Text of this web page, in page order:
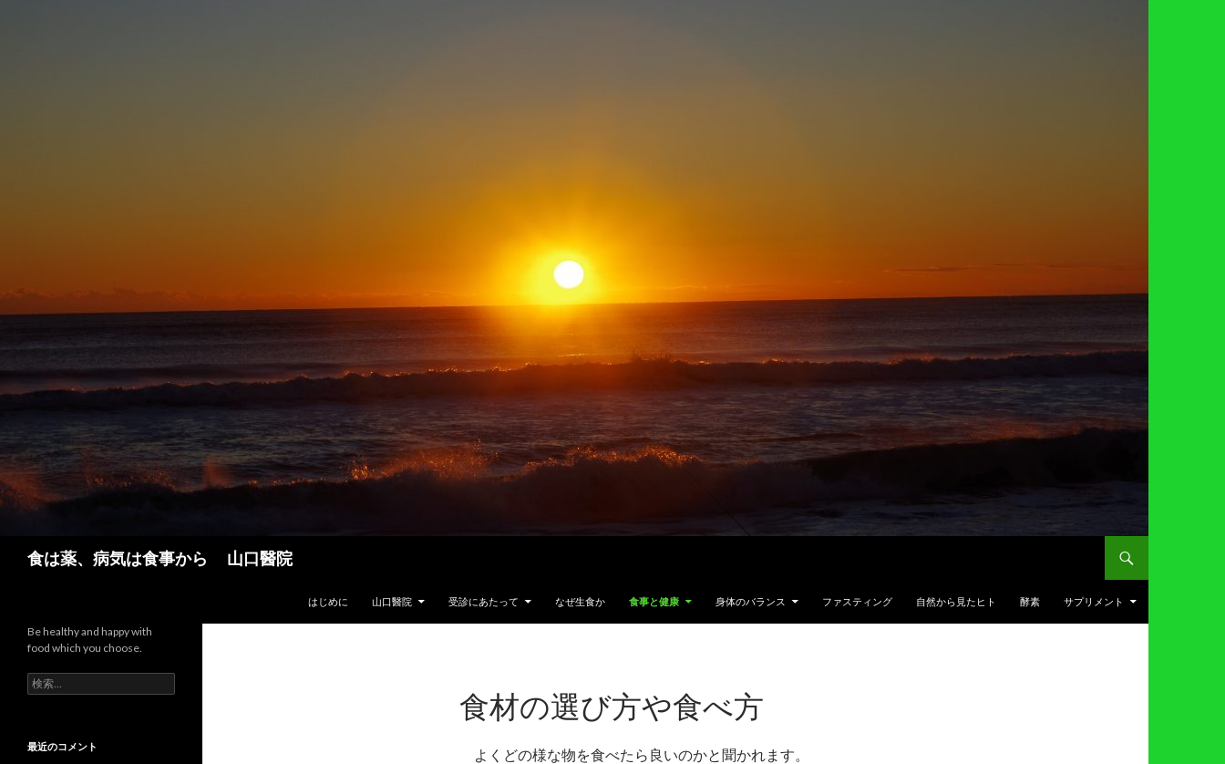
食は薬、病気は食事から 山口醫院
はじめに
山口醫院 受診にあたって なぜ生食か 食事と健康 身体のバランス ファスティング 自然から見たヒト 酵素 サプリメント
食材の選び方や食べ方
よくどの様な物を食べたら良いのかと聞かれます。
Be healthy and happy with
food which you choose.
検
索:
最近のコメント